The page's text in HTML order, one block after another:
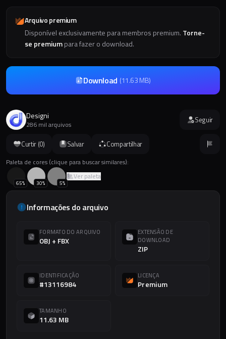
Curtir (0) Salvar Compartilhar
Paleta de cores (clique para buscar similares):
65% 30% 5%
Ver paleta
Informações do arquivo
FORMATO DO ARQUIVO
OBJ + FBX
EXTENSÃO DE
DOWNLOAD
ZIP
IDENTIFICAÇÃO
#13116984
LICENÇA
Premium
TAMANHO
11.63 MB
Arquivo premium
Disponível exclusivamente para membros premium. Torne-
se premiumpara fazer o download.
Download (11.63 MB)
Designi
286 mil arquivos Seguir